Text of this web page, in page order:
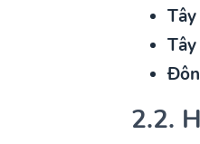
2.2.